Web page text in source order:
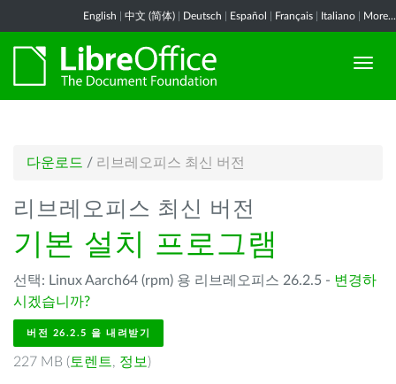
English 中文 (简体) Deutsch Español Français Italiano More...
다운로드 / 리브레오피스 최신 버전
리브레오피스 최신 버전
기본 설치 프로그램
선택: Linux Aarch64 (rpm) 용 리브레오피스 26.2.5 - 변경하
시겠습니까?
버전 26.2.5 을 내려받기
227 MB ( 토렌트, 정보 )